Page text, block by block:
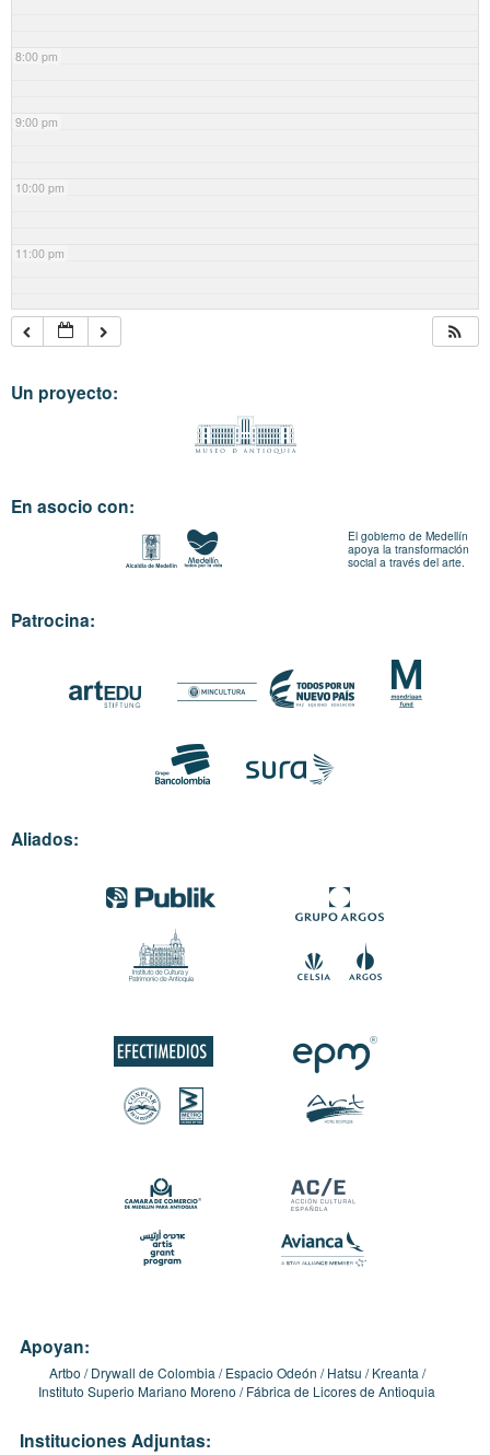
8:00 pm
9:00 pm
10:00 pm
11:00 pm
Un proyecto:
En asocio con:
El gobierno de Medellín
apoya la transformación
social a través del arte.
Patrocina:
Aliados:
Apoyan:
Artbo Drywall de Colombia Espacio Odeón Hatsu
Kreanta
Instituto Superio Mariano Moreno
Fábrica de Licores de Antioquia
Instituciones Adjuntas: